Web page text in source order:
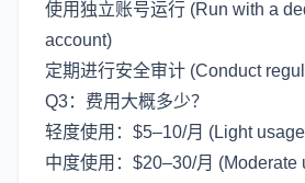
使用独立账号运行 (Run with a
account)
定期进行安全审计 (Conduct
Q3：费用大概多少？
轻度使用：$5–10/月 (Light
中度使用：$20–30/月 (Moderate